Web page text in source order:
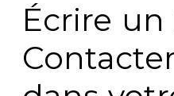
Écrire